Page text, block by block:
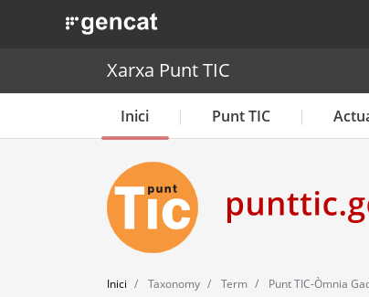
. Obre en una nova finestra.
Xarxa Punt TIC
Inici Punt TIC
Inici Taxonomy Term Punt TIC-Òmnia